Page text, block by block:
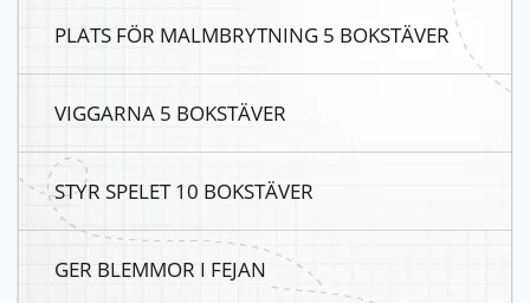
PLATS FÖR MALMBRYTNING 5 BOKSTÄVER
VIGGARNA 5 BOKSTÄVER
STYR SPELET 10 BOKSTÄVER
GER BLEMMOR I FEJAN